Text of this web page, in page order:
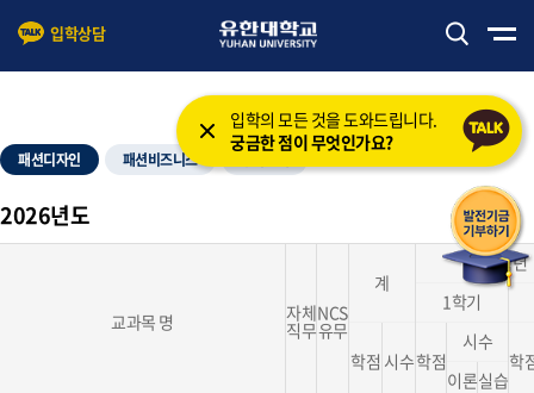
본문 바로가기 주메뉴 바로가기
입학상담
입학의 모든 것을 도와드립니다.
궁금한 점이 무엇인가요?
패션디자인 패션비즈니스
2026년도
교과목 명 자체
직무
NCS
유무
계
1학년
1학기
학점 시수학점
시수
학
이론실습